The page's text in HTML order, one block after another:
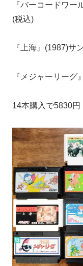
『バーコードワー
(税込)
『上海』(1987)サ
『メジャーリー
14本購入で5830円